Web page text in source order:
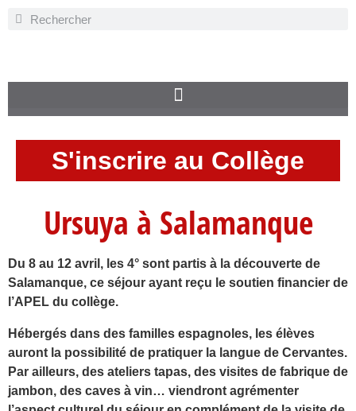
S'inscrire au Collège
Ursuya à Salamanque
Du 8 au 12 avril, les 4° sont partis à la découverte de
Salamanque, ce séjour ayant reçu le soutien financier de
l’APEL du collège.
Hébergés dans des familles espagnoles, les élèves
auront la possibilité de pratiquer la langue de Cervantes.
Par ailleurs, des ateliers tapas, des visites de fabrique de
jambon, des caves à vin… viendront agrémenter